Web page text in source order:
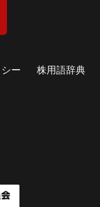
ー
株用語辞典